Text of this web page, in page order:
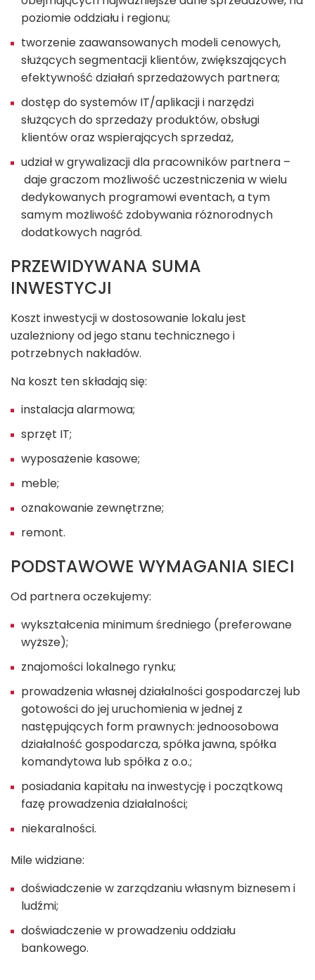
poziomie oddziału i regionu;
tworzenie zaawansowanych modeli cenowych,
służących segmentacji klientów, zwiększających
efektywność działań sprzedażowych partnera;
dostęp do systemów IT/aplikacji i narzędzi
służących do sprzedaży produktów, obsługi
klientów oraz wspierających sprzedaż,
udział w grywalizacji dla pracowników partnera –
daje graczom możliwość uczestniczenia w wielu
dedykowanych programowi eventach, a tym
samym możliwość zdobywania różnorodnych
dodatkowych nagród.
PRZEWIDYWANA SUMA
INWESTYCJI
Koszt inwestycji w dostosowanie lokalu jest
uzależniony od jego stanu technicznego i
potrzebnych nakładów.
Na koszt ten składają się:
instalacja alarmowa;
sprzęt IT;
wyposażenie kasowe;
meble;
oznakowanie zewnętrzne;
remont.
PODSTAWOWE WYMAGANIA SIECI
Od partnera oczekujemy:
wykształcenia minimum średniego (preferowane
wyższe);
znajomości lokalnego rynku;
prowadzenia własnej działalności gospodarczej lub
gotowości do jej uruchomienia w jednej z
następujących form prawnych: jednoosobowa
działalność gospodarcza, spółka jawna, spółka
komandytowa lub spółka z o.o.;
posiadania kapitału na inwestycję i początkową
fazę prowadzenia działalności;
niekaralności.
Mile widziane:
doświadczenie w zarządzaniu własnym biznesem i
ludźmi;
doświadczenie w prowadzeniu oddziału
bankowego.